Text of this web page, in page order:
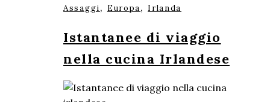
Assaggi, Europa, Irlanda
Istantanee di viaggio
nella cucina Irlandese